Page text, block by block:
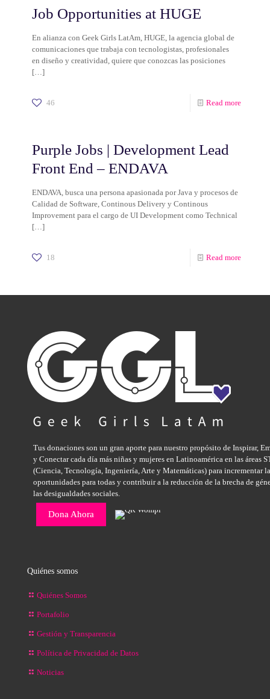
Job Opportunities at HUGE
En alianza con Geek Girls LatAm, HUGE, la agencia global de
comunicaciones que trabaja con tecnologistas, profesionales
en diseño y creatividad, quiere que conozcas las posiciones
[…]
46 Read more
Purple Jobs | Development Lead
Front End – ENDAVA
ENDAVA, busca una persona apasionada por Java y procesos de
Calidad de Software, Continous Delivery y Continous
Improvement para el cargo de UI Development como Technical
[…]
18 Read more
Tus donaciones son un gran aporte para nuestro propósito de Inspirar,
y Conectar cada día más niñas y mujeres en Latinoamérica en las áreas
(Ciencia, Tecnología, Ingeniería, Arte y Matemáticas) para incrementar
oportunidades para todas y contribuir a la reducción de la brecha de
las desigualdades sociales.
Dona Ahora
Quiénes somos
Quiénes Somos
Portafolio
Gestión y Transparencia
Política de Privacidad de Datos
Noticias